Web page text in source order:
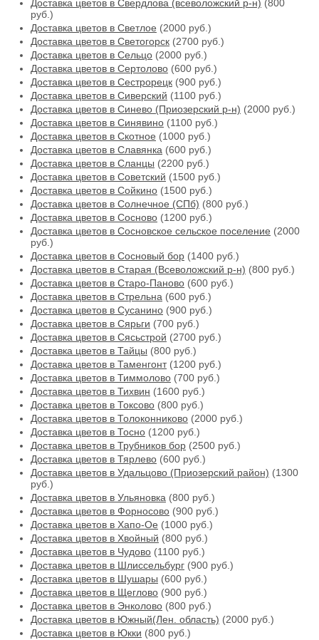
Доставка цветов в Свердлова (всеволожский р-н) (800
руб.)
Доставка цветов в Светлое (2000 руб.)
Доставка цветов в Светогорск (2700 руб.)
Доставка цветов в Сельцо (2000 руб.)
Доставка цветов в Сертолово (600 руб.)
Доставка цветов в Сестрорецк (900 руб.)
Доставка цветов в Сиверский (1100 руб.)
Доставка цветов в Синево (Приозерский р-н) (2000 руб.)
Доставка цветов в Синявино (1100 руб.)
Доставка цветов в Скотное (1000 руб.)
Доставка цветов в Славянка (600 руб.)
Доставка цветов в Сланцы (2200 руб.)
Доставка цветов в Советский (1500 руб.)
Доставка цветов в Сойкино (1500 руб.)
Доставка цветов в Солнечное (СПб) (800 руб.)
Доставка цветов в Сосново (1200 руб.)
Доставка цветов в Сосновское сельское поселение (2000
руб.)
Доставка цветов в Сосновый бор (1400 руб.)
Доставка цветов в Старая (Всеволожский р-н) (800 руб.)
Доставка цветов в Старо-Паново (600 руб.)
Доставка цветов в Стрельна (600 руб.)
Доставка цветов в Сусанино (900 руб.)
Доставка цветов в Сярьги (700 руб.)
Доставка цветов в Сясьстрой (2700 руб.)
Доставка цветов в Тайцы (800 руб.)
Доставка цветов в Таменгонт(1200 руб.)
Доставка цветов в Тиммолово (700 руб.)
Доставка цветов в Тихвин (1600 руб.)
Доставка цветов в Токсово (800 руб.)
Доставка цветов в Толоконниково (2000 руб.)
Доставка цветов в Тосно (1200 руб.)
Доставка цветов в Трубников бор (2500 руб.)
Доставка цветов в Тярлево (600 руб.)
Доставка цветов в Удальцово (Приозерский район) (1300
руб.)
Доставка цветов в Ульяновка (800 руб.)
Доставка цветов в Форносово (900 руб.)
Доставка цветов в Хапо-Ое (1000 руб.)
Доставка цветов в Хвойный (800 руб.)
Доставка цветов в Чудово (1100 руб.)
Доставка цветов в Шлиссельбург (900 руб.)
Доставка цветов в Шушары (600 руб.)
Доставка цветов в Щеглово (900 руб.)
Доставка цветов в Энколово (800 руб.)
Доставка цветов в Южный(Лен. область) (2000 руб.)
Доставка цветов в Юкки (800 руб.)